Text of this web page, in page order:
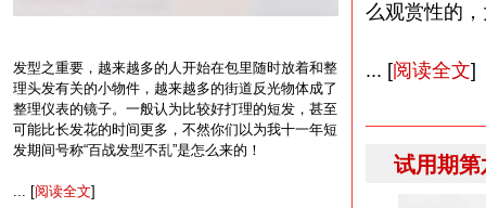
发型之重要，越来越多的人开始在包里随时放着和整
理头发有关的小物件，越来越多的街道反光物体成了
整理仪表的镜子。一般认为比较好打理的短发，甚至
可能比长发花的时间更多，不然你们以为我十一年短
发期间号称“百战发型不乱”是怎么来的！
... [阅读全文]
么观赏性的
... [阅读全文]
试用期第